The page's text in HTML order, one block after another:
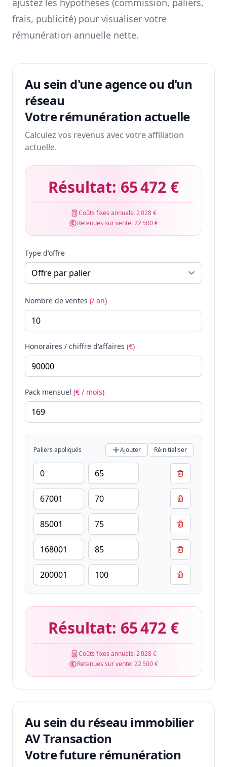
ajustez les hypothèses (commission, paliers,
frais, publicité) pour visualiser votre
rémunération annuelle nette.
Au sein d'une agence ou d'un
réseau
Votre rémunération actuelle
Calculez vos revenus avec votre affiliation
actuelle.
Résultat: 65 472 €
Coûts fixes annuels:2 028 €
Retenues sur vente:22 500 €
Type d'offre
Nombre de ventes (/ an)
Honoraires / chiffre d'affaires (€)
Pack mensuel (€ / mois)
Paliers appliqués Ajouter Réinitialiser
Résultat: 65 472 €
Coûts fixes annuels:2 028 €
Retenues sur vente:22 500 €
Au sein du réseau immobilier
AV Transaction
Votre future rémunération